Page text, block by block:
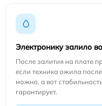
Электронику залило
После залития на плате
если техника ожила
можно, а вот
гарантирует.